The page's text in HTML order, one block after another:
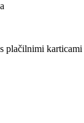
plačilnimi karticami